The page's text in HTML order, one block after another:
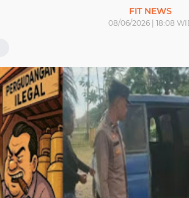
FIT NEWS
08/06/2026 | 18:08